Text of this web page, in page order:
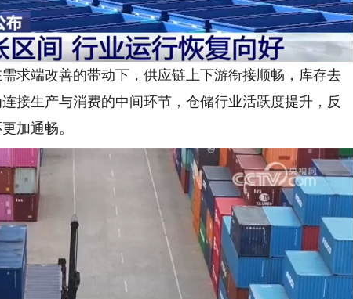
端改善的带动下，供应链上下游衔接顺畅，库存去
接生产与消费的中间环节，仓储行业活跃度提升，反
加通畅。